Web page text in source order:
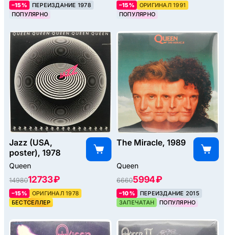
–15%
ПЕРЕИЗДАНИЕ 1978
ПОПУЛЯРНО
–15%
ОРИГИНАЛ 1991
ПОПУЛЯРНО
Jazz (USA,
poster), 1978
Queen
1498012733 ₽
–15%
ОРИГИНАЛ 1978
БЕСТСЕЛЛЕР
The Miracle, 1989
Queen
66605994 ₽
–10%
ПЕРЕИЗДАНИЕ 2015
ЗАПЕЧАТАН
ПОПУЛЯРНО